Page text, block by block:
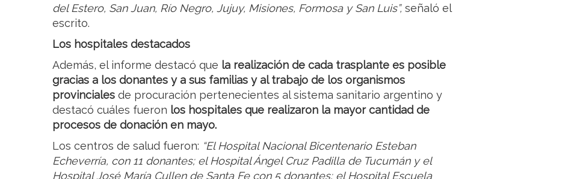
del Estero, San Juan, Río Negro, Jujuy, Misiones, Formosa y San Luis”, señaló el
escrito.
Los hospitales destacados
Además, el informe destacó que la realización de cada trasplante es posible
gracias a los donantes y a sus familias y al trabajo de los organismos
provinciales de procuración pertenecientes al sistema sanitario argentino y
destacó cuáles fueron los hospitales que realizaron la mayor cantidad de
procesos de donación en mayo.
Los centros de salud fueron: “El Hospital Nacional Bicentenario Esteban
Echeverría, con 11 donantes; el Hospital Ángel Cruz Padilla de Tucumán y el
Hospital José María Cullen de Santa Fe con 5 donantes; el Hospital Escuela